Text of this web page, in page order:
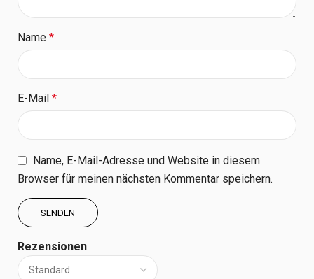
Rezensionen
Name *
E-Mail *
Name, E-Mail-Adresse und Website in diesem
Browser für meinen nächsten Kommentar speichern.